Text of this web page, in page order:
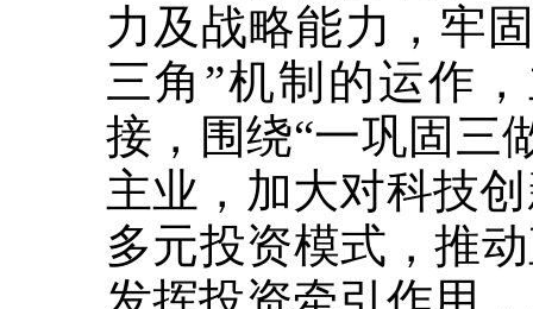
力及战略能力，牢
三角”机制的运作
接，围绕“一巩固三
主业，加大对科技
多元投资模式，推